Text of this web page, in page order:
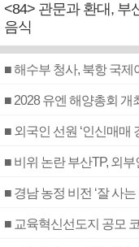
<84> 관문과 환대, 부
음식
■ 해수부 청사, 북항 국
■ 2028 유엔 해양총회 개
■ 외국인 선원 ‘인신매매
■ 비위 논란 부산TP, 외부
■ 경남 농정 비전 ‘잘 사
■ 교육혁신선도지 공모